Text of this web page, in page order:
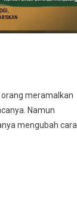
meramalkan
Namun
mengubah cara